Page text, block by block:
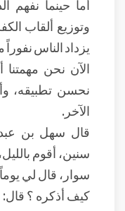
أما حينما نفهم
وتوزيع ألقاب
يزداد الناس
الآن نحن
نحسن
الآخر.
قال سهل بن عبد
سنين، أقوم
سوار، قال لي
كيف أذكره ؟